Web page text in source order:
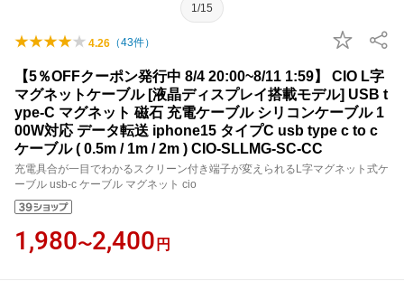
1/15
4.26 （43件）
【5％OFFクーポン発行中 8/4 20:00~8/11 1:59】 CIO L字
マグネットケーブル [液晶ディスプレイ搭載モデル] USB t
ype-C マグネット 磁石 充電ケーブル シリコンケーブル 1
00W対応 データ転送 iphone15 タイプC usb type c to c
ケーブル ( 0.5m / 1m / 2m ) CIO-SLLMG-SC-CC
充電具合が一目でわかるスクリーン付き端子が変えられるL字マグネット式ケ
ーブル usb-c ケーブル マグネット cio
1,980〜2,400 円